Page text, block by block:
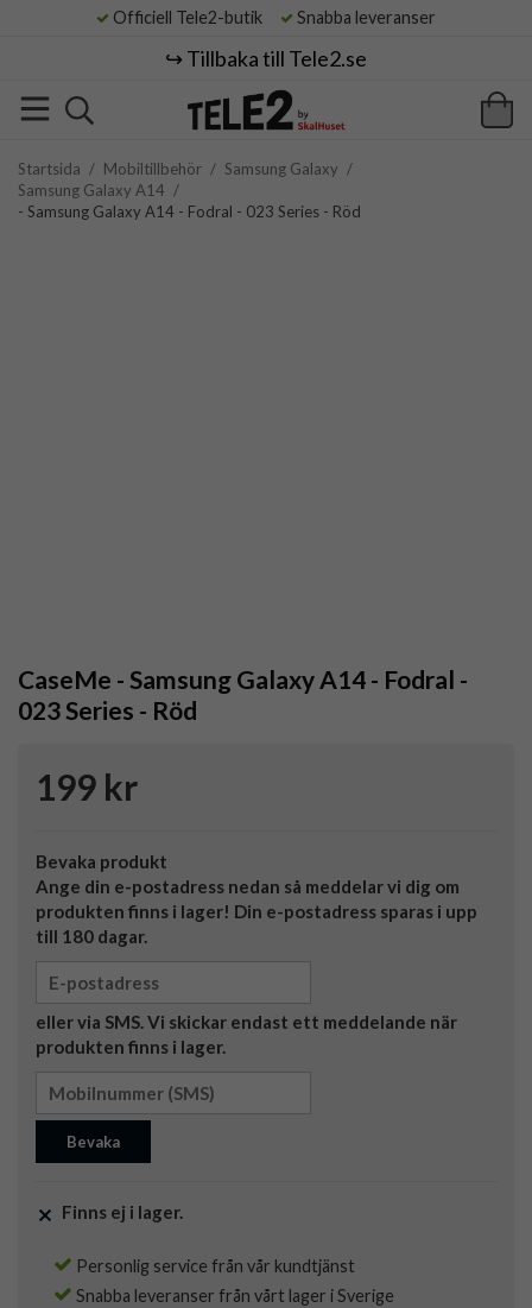
Officiell Tele2-butik Snabba leveranser
↪️ Tillbaka till Tele2.se
Startsida / Mobiltillbehör / Samsung Galaxy /
Samsung Galaxy A14 /
- Samsung Galaxy A14 - Fodral - 023 Series - Röd
CaseMe - Samsung Galaxy A14 - Fodral -
023 Series - Röd
199 kr
Bevaka produkt
Ange din e-postadress nedan så meddelar vi dig om
produkten finns i lager! Din e-postadress sparas i upp
till 180 dagar.
eller via SMS. Vi skickar endast ett meddelande när
produkten finns i lager.
Bevaka
Finns ej i lager.
Personlig service från vår kundtjänst
Snabba leveranser från vårt lager i Sverige